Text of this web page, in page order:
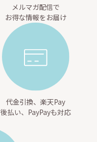
メルマガ配信で
お得な情報をお届け
代金引換、楽天Pay
後払い、PayPayも対応